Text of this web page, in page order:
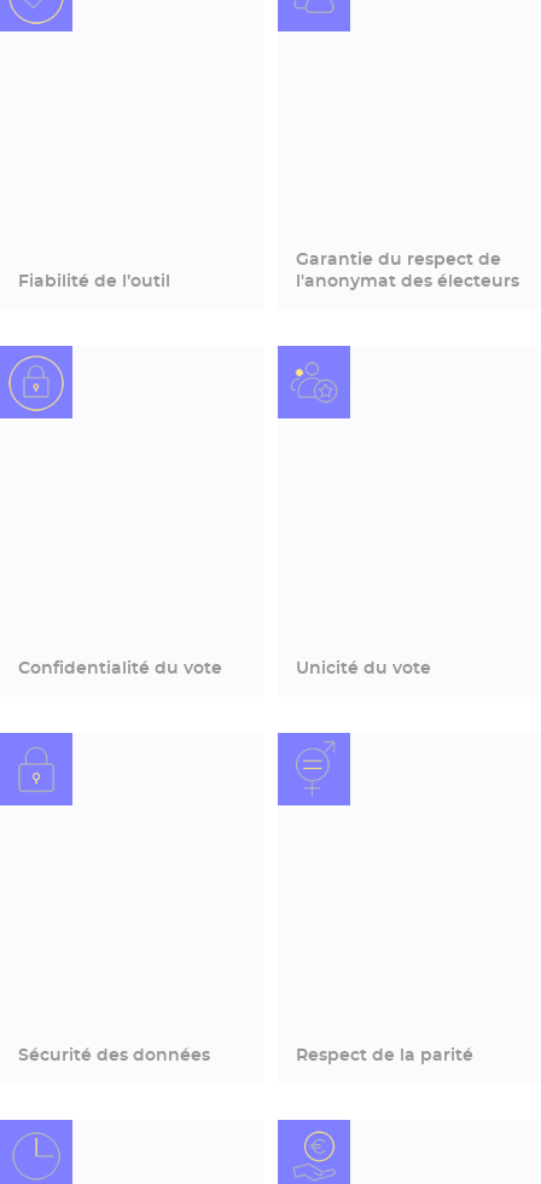
Fiabilité de l’outil
Garantie du respect de
l'anonymat des électeurs
Confidentialité du vote Unicité du vote
Sécurité des données Respect de la parité